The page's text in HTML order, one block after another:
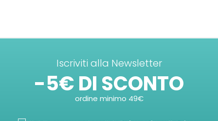
Iscriviti alla Newsletter
-5€ DI SCONTO
ordine minimo 49€